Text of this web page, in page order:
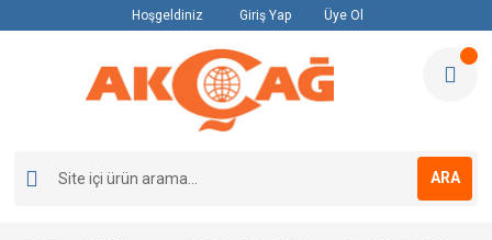
Hoşgeldiniz Giriş Yap Üye Ol
ARA